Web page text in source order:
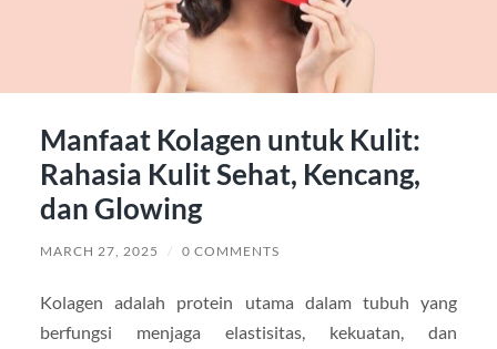
Manfaat Kolagen untuk Kulit:
Rahasia Kulit Sehat, Kencang,
dan Glowing
MARCH 27, 2025 / 0 COMMENTS
Kolagen adalah protein utama dalam tubuh yang
berfungsi menjaga elastisitas, kekuatan, dan